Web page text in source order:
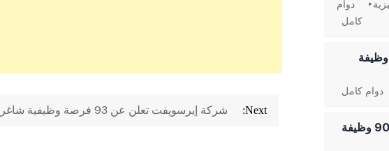
تصفّح
Next: شركة إيرسويفت تعلن عن 93 فرصة وظيفية شاغرة
دوام
كامل
فنادق الريتز كارلتون تعلن عن 30 وظيفة
دوام كامل
الخطوط الجوية القطرية تعلن عن 90 وظيفة